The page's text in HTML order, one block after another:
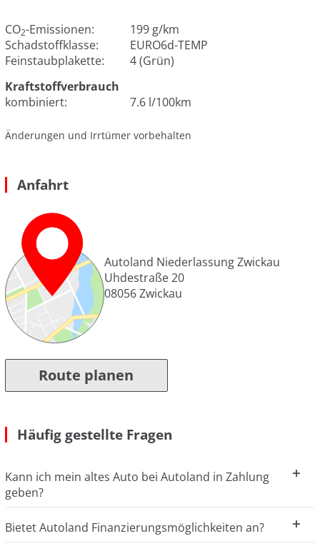
CO2-Emissionen:
199 g/km
Schadstoffklasse:
EURO6d-TEMP
Feinstaubplakette:
4 (Grün)
Kraftstoffverbrauch
kombiniert:
7.6 l/100km
Änderungen und Irrtümer vorbehalten
Anfahrt
Autoland Niederlassung Zwickau
Uhdestraße 20
08056Zwickau
Route planen
Häufig gestellte Fragen
Kann ich mein altes Auto bei Autoland in Zahlung
geben?
Bietet Autoland Finanzierungsmöglichkeiten an?